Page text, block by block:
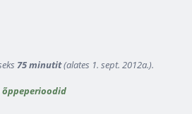
75 minutit(alates 1. sept. 2012a.).